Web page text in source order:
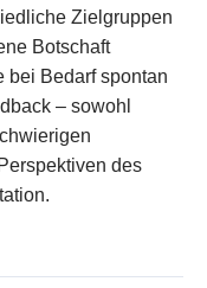
Zielgruppen
Botschaft
bei Bedarf spontan
– sowohl
des